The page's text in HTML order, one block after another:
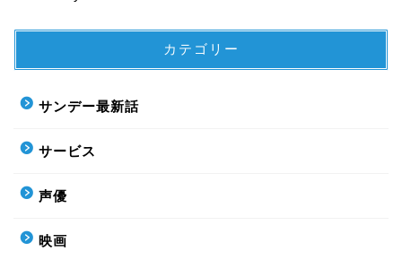
カテゴリー
サンデー最新話
サービス
声優
映画